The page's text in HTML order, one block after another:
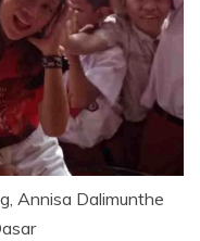
Annisa Dalimunthe